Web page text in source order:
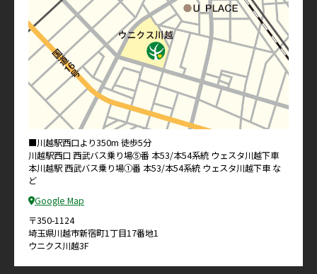
■川越駅西口より350m 徒歩5分
川越駅西口 西武バス乗り場⑤番 本53/本54系統 ウェスタ川越下車
本川越駅 西武バス乗り場①番 本53/本54系統 ウェスタ川越下車 な
ど
Google Map
〒350-1124
埼玉県川越市新宿町1丁目17番地1
ウニクス川越3F